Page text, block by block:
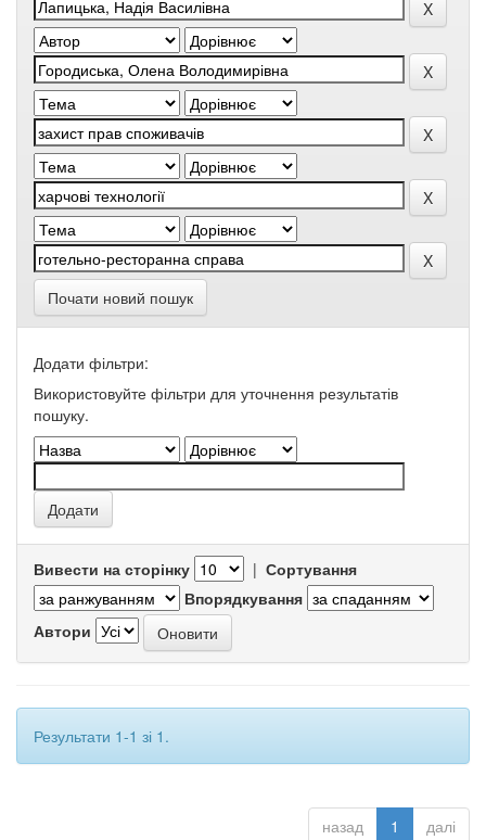
Почати новий пошук
Додати фільтри:
Використовуйте фільтри для уточнення результатів
пошуку.
Вивести на сторінку | Сортування
Впорядкування
Автори
Результати 1-1 зі 1.
назад 1 далі